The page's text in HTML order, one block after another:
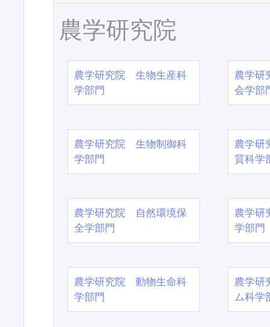
農学研究院
農学研究院 生物生産科
学部門
農学
会学部
農学研究院 生物制御科
学部門
農学
質科学
農学研究院 自然環境保
全学部門
農学
学部門
農学研究院 動物生命科
学部門
農学
ム科学